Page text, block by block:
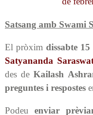
Satsang amb Swami
El pròximdissabte
Satyananda
des deKailash
preguntes i respostes
Podeuenviar